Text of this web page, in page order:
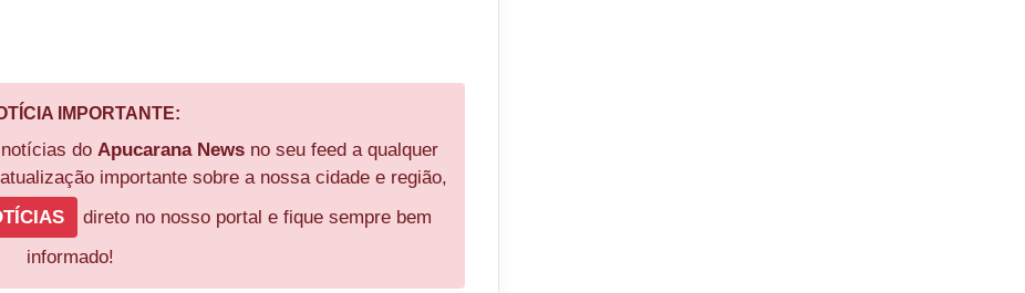
IMPORTANTE:
do Apucarana Newsno seu feed a qualquer
importante sobre a nossa cidade e região,
direto no nosso portal e fique sempre bem
informado!